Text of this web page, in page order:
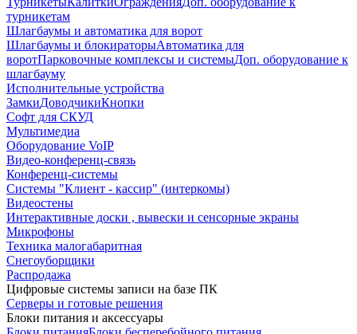
турникетам
Шлагбаумы и автоматика для ворот
Шлагбаумы и блокираторыАвтоматика для
воротПарковочные комплексы и системыДоп. оборудование к
шлагбауму
Исполнительные устройства
ЗамкиДоводчикиКнопки
Софт для СКУД
Мультимедиа
Оборудование VoIP
Видео-конференц-связь
Конференц-системы
Системы "Клиент - кассир" (интеркомы)
Видеостены
Интерактивные доски , вывески и сенсорные экраны
Микрофоны
Техника малогабаритная
Снегоуборщики
Распродажа
Цифровые системы записи на базе ПК
Серверы и готовые решения
Блоки питания и аксессуары